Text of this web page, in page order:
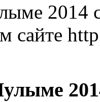
2014
сайте